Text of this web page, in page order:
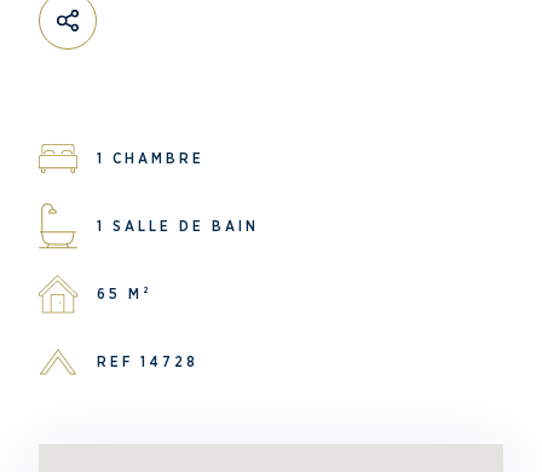
1 CHAMBRE
1 SALLE DE BAIN
65 M²
REF 14728